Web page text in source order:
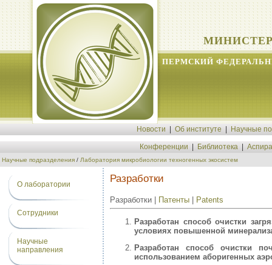
ПЕРМСКИЙ
Новости Об институте Научные
Конференции Библиотека
Научные подразделения / Лаборатория микробиологии техногенных экосистем
О лаборатории
Сотрудники
Научные
направления
Разработки
Разработки | Патенты | Patents
Разработан способ очистки
условиях повышенной
Разработан способ очистки
использованием аборигенных